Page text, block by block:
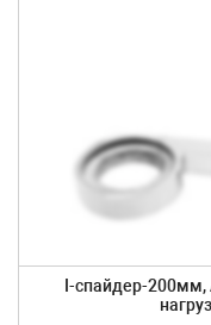
I-спайдер-200мм,